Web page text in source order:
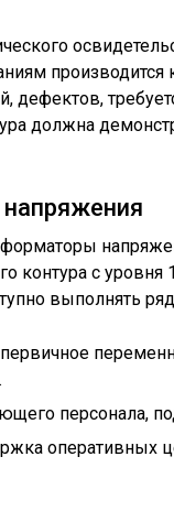
производится
дефектов,
должна
контура с уровня
выполнять
персонала,
оперативных